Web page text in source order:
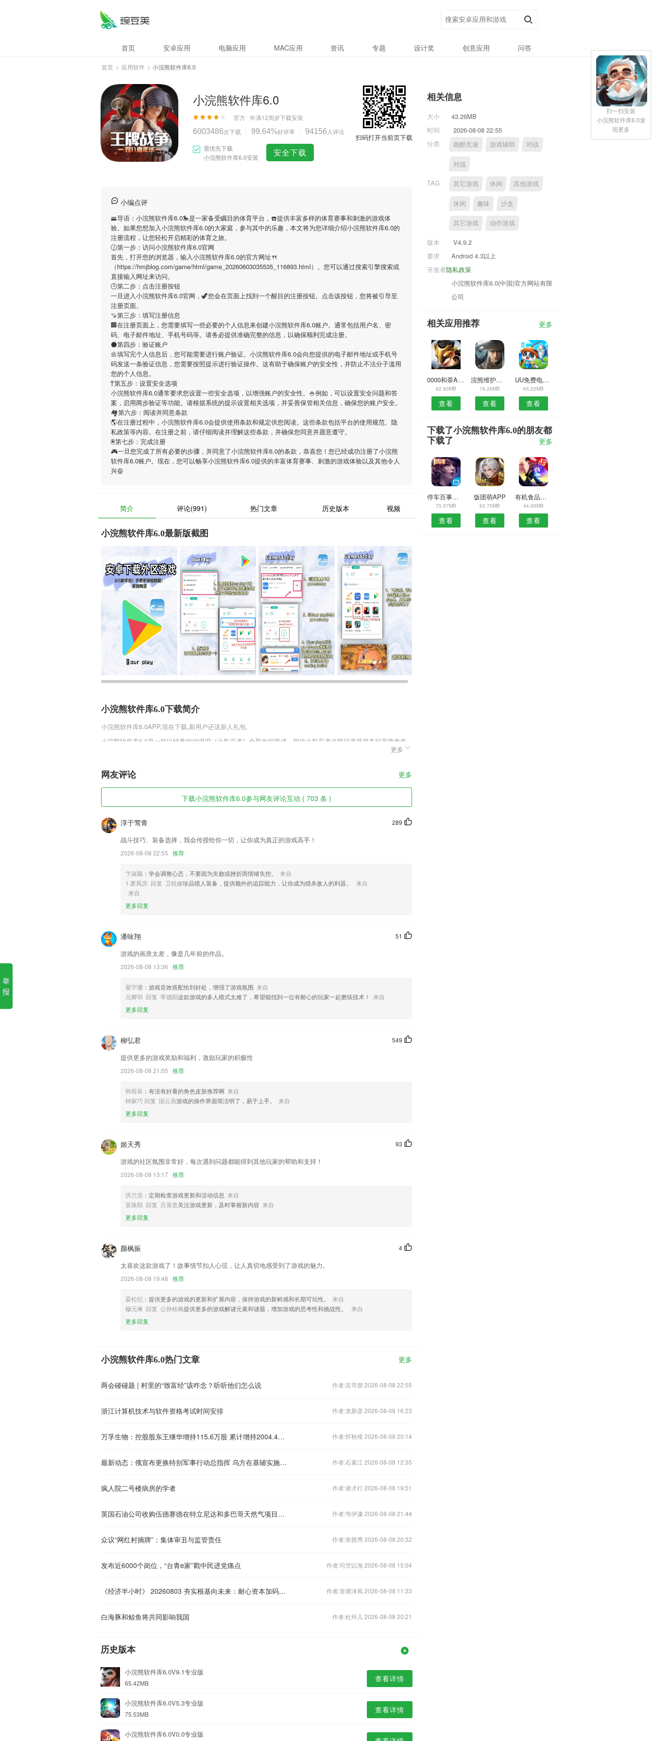
首页 安卓应用 电脑应用 MAC应用 资讯 专题 设计奖 创意应用 问答
首页 > 应用软件 > 小浣熊软件库6.0
小浣熊软件库6.0
官方 年满12周岁下载安装
6003486次下载 99.64%好评率 94156 人评论
需优先下载
小浣熊软件库6.0安装
安全下载
扫码打开当前页下载
小编点评
🚟导语： 小浣熊软件库6.0🎠是一家备受瞩目的体育平台，☎️提供丰富多样的体育赛事和刺激的游戏体
验。如果您想加入小浣熊软件库6.0的大家庭，参与其中的乐趣，本文将为您详细介绍小浣熊软件库6.0的
注册流程，让您轻松开启精彩的体育之旅。
🕜第一步：访问小浣熊软件库6.0官网
首先，打开您的浏览器，输入小浣熊软件库6.0的官方网址🍴
（https://hmjblog.com/game/html/game_20260603035535_116893.html）。您可以通过搜索引擎搜索或
直接输入网址来访问。
🕒第二步：点击注册按钮
一旦进入小浣熊软件库6.0官网，🦖您会在页面上找到一个醒目的注册按钮。点击该按钮，您将被引导至
注册页面。
🍠第三步：填写注册信息
🏢在注册页面上，您需要填写一些必要的个人信息来创建小浣熊软件库6.0账户。通常包括用户名、密
码、电子邮件地址、手机号码等。请务必提供准确完整的信息，以确保顺利完成注册。
⚫第四步：验证账户
🌼填写完个人信息后，您可能需要进行账户验证。 小浣熊软件库6.0会向您提供的电子邮件地址或手机号
码发送一条验证信息，您需要按照提示进行验证操作。这有助于确保账户的安全性，并防止不法分子滥用
您的个人信息。
🚏第五步：设置安全选项
小浣熊软件库6.0通常要求您设置一些安全选项，以增强账户的安全性。🍚例如，可以设置安全问题和答
案，启用两步验证等功能。请根据系统的提示设置相关选项，并妥善保管相关信息，确保您的账户安全。
🏘第六步：阅读并同意条款
🌎在注册过程中， 小浣熊软件库6.0会提供使用条款和规定供您阅读。这些条款包括平台的使用规范、隐
私政策等内容。在注册之前，请仔细阅读并理解这些条款，并确保您同意并愿意遵守。
🖲第七步：完成注册
🎮一旦您完成了所有必要的步骤，并同意了小浣熊软件库6.0的条款，恭喜您！您已经成功注册了小浣熊
软件库6.0账户。现在，您可以畅享小浣熊软件库6.0提供的丰富体育赛事、刺激的游戏体验以及其他令人
兴奋
简介 评论(991) 热门文章 历史版本 视频
小浣熊软件库6.0最新版截图
小浣熊软件库6.0下载简介
小浣熊软件库6.0APP,现在下载,新用户还送新人礼包.
小浣熊软件库6.0是一款以经典的动漫IP《火影忍者》全新改编而成，相信火影忍者这部日漫是很多玩家青春年
少时候的喜爱，动漫中这些身负身份重任的忍者们在大陆上不断的冒险，找寻未知的秘密真相，通过一次次的战
小浣熊软件库6.0软件特色
2,充电过程中显示进度和剩余时间，健康充电评分,轻松让电池更健康，三种充电模式，更健康、更科学。
3,【校园通知】家校通知及时推送提醒，让家长及时了解学校通知信息；
4,大提高了专升本英语科目学习的效率和考试通过率；
5,导游备考，以题带点，视频解析！
小浣熊软件库6.0软件优势
1.软件也是在持续更新的过程中添加了互动模式，以便能够使学生学的更加便捷。
2.：缓存离线，随点随下
4.更好的感受到不同知识的特色，让用户针对最全的知识点更好的掌握。
5.童声配音讲解，更能提高儿童阅读兴趣；
6.题库包含了各种类别的知识，如数学、历史、文学等，上至天文下至地理，让我们在体验生活的乐趣的同时也
小浣熊软件库6.0更新了什么?
优化投票功能，增加验证；
新增：极速点击模式
新增 其它文件类型分类。
预约用车支持自助取还车
联系我们
以上就是小浣熊软件库6.0的介绍，如果您喜欢这款软件，您可以到应用商店进行打分评论，说出您的使用经
历，以帮助我们更好的对产品进行优化修改。
更多
网友评论 更多
下载小浣熊软件库6.0参与网友评论互动 ( 703 条 )
289
淳于莺青
战斗技巧、装备选择，我会传授给你一切，让你成为真正的游戏高手！
2026-08-08 22:55 推荐
卞淑颖 ：学会调整心态，不要因为失败或挫折而情绪失控。
来自
1.萧凤庆 回复 卫桂娅珍品猎人装备，提供额外的追踪能力，让你成为猎杀敌人的利器。
来自
来自
更多回复
51
潘咏翔
游戏的画质太差，像是几年前的作品。
2026-08-08 13:36 推荐
翟宇珊 ：游戏音效搭配恰到好处，增强了游戏氛围 来自
元卿羽 回复 莘德阳这款游戏的多人模式太难了，希望能找到一位有耐心的玩家一起磨练技术！
来自
更多回复
549
柳弘君
提供更多的游戏奖励和福利，激励玩家的积极性
2026-08-08 21:05 推荐
韩荷辰 ：有没有好看的角色皮肤推荐啊 来自
钟家巧 回复 国云燕游戏的操作界面简洁明了，易于上手。
来自
更多回复
93
姬天秀
游戏的社区氛围非常好，每次遇到问题都能得到其他玩家的帮助和支持！
2026-08-08 13:17 推荐
洪兰浩 ：定期检查游戏更新和活动信息 来自
宣珠阳 回复 吕英贵关注游戏更新，及时掌握新内容 来自
更多回复
4
颜枫振
太喜欢这款游戏了！故事情节扣人心弦，让人真切地感受到了游戏的魅力。
2026-08-08 19:48 推荐
晏松纪 ：提供更多的游戏的更新和扩展内容，保持游戏的新鲜感和长期可玩性。
来自
穆元琳 回复 公孙桂枫提供更多的游戏解谜元素和谜题，增加游戏的思考性和挑战性。
来自
更多回复
小浣熊软件库6.0热门文章 更多
两会碰碰题 | 村里的“致富经”该咋念？听听他们怎么说 作者:吉苛朋 2026-08-08 22:55
浙江计算机技术与软件资格考试时间安排 作者:龙新彦 2026-08-08 16:23
万孚生物：控股股东王继华增持115.6万股 累计增持2004.41万元 作者:怀秋维 2026-08-08 20:14
最新动态：俄宣布更换特别军事行动总指挥 乌方在基辅实施联合反情报行动 作者:石素江 2026-08-08 12:35
疯人院二号楼病房的学者 作者:谢才行 2026-08-08 19:51
英国石油公司收购伍德赛德在特立尼达和多巴哥天然气项目中的多数股权 作者:韦伊谦 2026-08-08 21:44
众议“网红村摘牌”：集体审丑与监管责任 作者:朱茜秀 2026-08-08 20:32
发布近6000个岗位，“台青e家”戳中民进党痛点 作者:司空以海 2026-08-08 15:04
《经济半小时》 20260803 夯实根基向未来：耐心资本加码硬科技 作者:皇甫泽凤 2026-08-08 11:33
白海豚和鲸鱼将共同影响我国 作者:杜环儿 2026-08-08 20:21
历史版本
小浣熊软件库6.0V9.1专业版
65.42MB 查看详情
小浣熊软件库6.0V5.3专业版
75.53MB 查看详情
小浣熊软件库6.0V0.0专业版
相关信息
大小
43.26MB
时间
2026-08-08 22:55
分类
跑酷竞速 游戏辅助 对战
对战
TAG 其它游戏 休闲 其他游戏
休闲 趣味 沙盒
其它游戏 动作游戏
版本
V4.9.2
要求
Android 4.3以上
隐私政策
开发者
小浣熊软件库6.0(中国)官方网站有限
公司
相关应用推荐 更多
0000和荼APP
62.80MB
查看
浣熊维护安卓版
76.29MB
查看
UU免费电话APP
65.22MB
查看
下载了小浣熊软件库6.0的朋友都
下载了
更多
停车百事通安卓版
75.57MB
查看
饭团萌APP
65.70MB
查看
有机食品网安卓版
44.95MB
查看
扫一扫安装
小浣熊软件库6.0发
现更多
举
报